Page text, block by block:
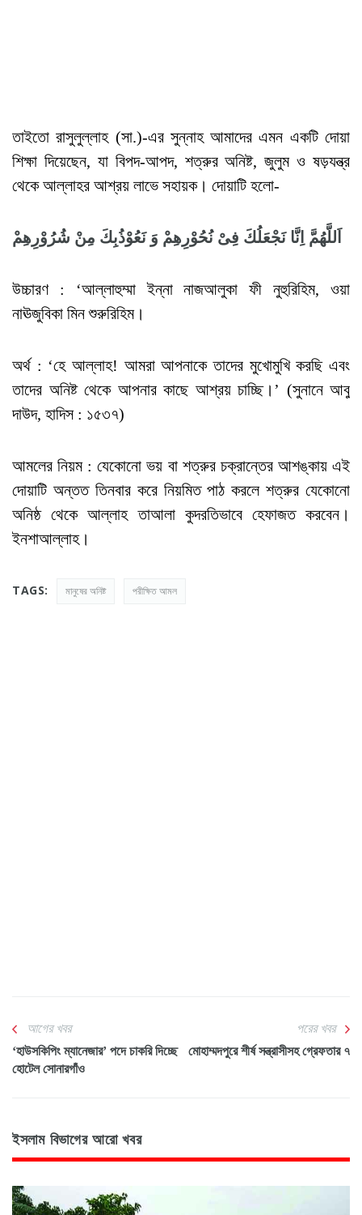
তাইতো রাসুলুল্লাহ (সা.)-এর সুন্নাহ আমাদের এমন একটি দোয়া
শিক্ষা দিয়েছেন, যা বিপদ-আপদ, শত্রুর অনিষ্ট, জুলুম ও ষড়যন্ত্র
থেকে আল্লাহর আশ্রয় লাভে সহায়ক। দোয়াটি হলো-
اَللَّهُمَّ اِنَّا نَجْعَلُكَ فِىْ نُحُوْرِهِمْ وَ نَعُوْذُبِكَ مِنْ شُرُوْرِهِمْ
উচ্চারণ : ‘আল্লাহুম্মা ইন্না নাজআলুকা ফী নুহুরিহিম, ওয়া
নাঊজুবিকা মিন শুরুরিহিম।
অর্থ : ‘হে আল্লাহ! আমরা আপনাকে তাদের মুখোমুখি করছি এবং
তাদের অনিষ্ট থেকে আপনার কাছে আশ্রয় চাচ্ছি।’ (সুনানে আবু
দাউদ, হাদিস : ১৫৩৭)
আমলের নিয়ম : যেকোনো ভয় বা শত্রুর চক্রান্তের আশঙ্কায় এই
দোয়াটি অন্তত তিনবার করে নিয়মিত পাঠ করলে শত্রুর যেকোনো
অনিষ্ঠ থেকে আল্লাহ তাআলা কুদরতিভাবে হেফাজত করবেন।
ইনশাআল্লাহ।
TAGS: মানুষের অনিষ্ট পরীক্ষিত আমল
আগের খবর
‘হাউসকিপিং ম্যানেজার’ পদে চাকরি দিচ্ছে
হোটেল সোনারগাঁও
পরের খবর
মোহাম্মদপুরে শীর্ষ সন্ত্রাসীসহ গ্রেফতার ৭
ইসলাম বিভাগের আরো খবর